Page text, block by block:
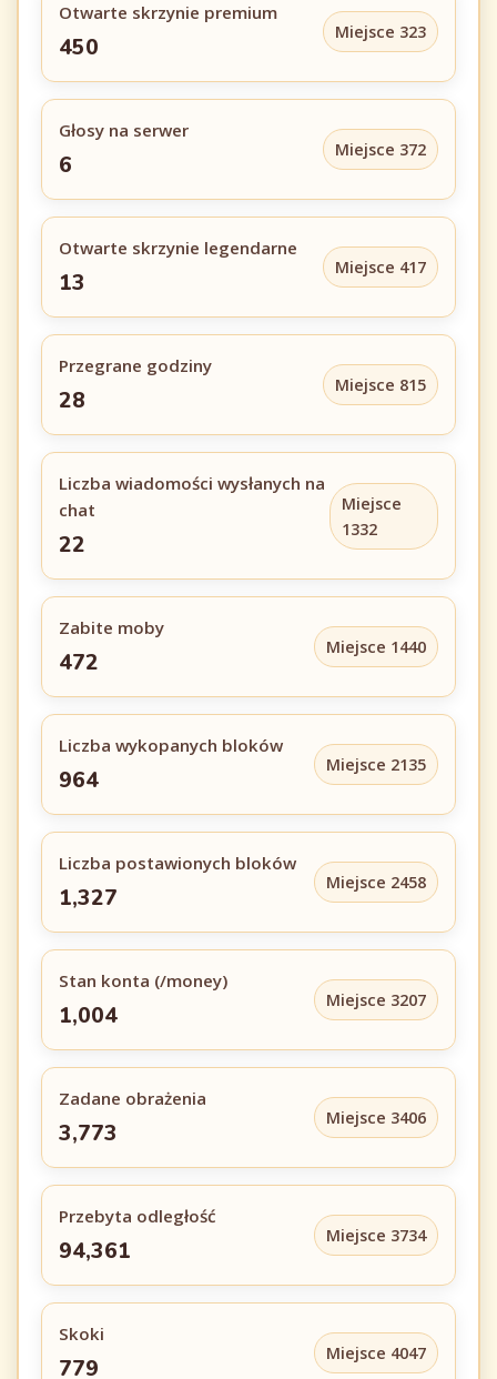
Otwarte skrzynie premium
450
Miejsce 323
Głosy na serwer
6
Miejsce 372
Otwarte skrzynie legendarne
13
Miejsce 417
Przegrane godziny
28
Miejsce 815
Liczba wiadomości wysłanych na
chat
22
Miejsce
1332
Zabite moby
472
Miejsce 1440
Liczba wykopanych bloków
964
Miejsce 2135
Liczba postawionych bloków
1,327
Miejsce 2458
Stan konta (/money)
1,004
Miejsce 3207
Zadane obrażenia
3,773
Miejsce 3406
Przebyta odległość
94,361
Miejsce 3734
Skoki
779
Miejsce 4047